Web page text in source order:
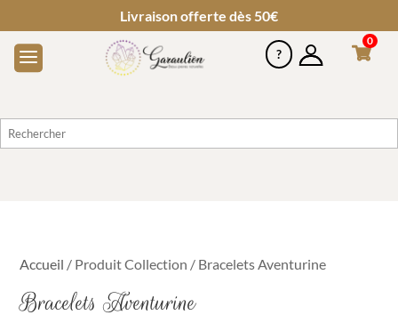
Livraison offerte dès 50€
0
Accueil / Produit Collection / Bracelets Aventurine
Bracelets Aventurine